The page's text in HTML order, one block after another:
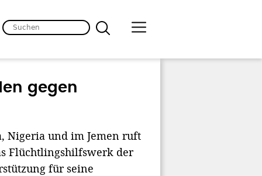
gegen
Nigeria und im Jemen ruft
Flüchtlingshilfswerk der
für seine